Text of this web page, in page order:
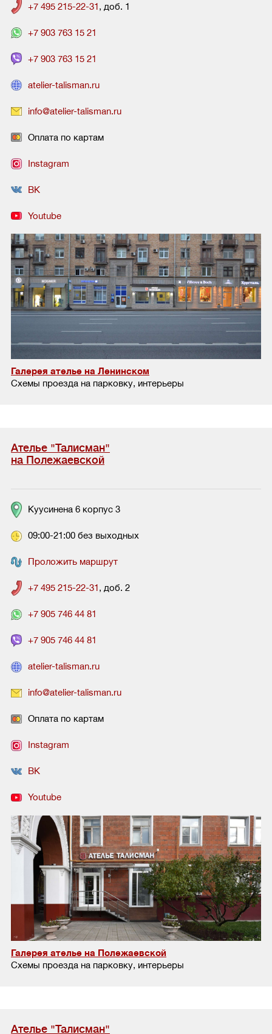
+7 495 215-22-31, доб. 1
+7 903 763 15 21
+7 903 763 15 21
atelier-talisman.ru
info@atelier-talisman.ru
Оплата по картам
Instagram
ВК
Youtube
Галерея ателье на Ленинском
Схемы проезда на парковку, интерьеры
Ателье "Талисман"
на Полежаевской
Куусинена 6 корпус 3
09:00-21:00 без выходных
Проложить маршрут
+7 495 215-22-31, доб. 2
+7 905 746 44 81
+7 905 746 44 81
atelier-talisman.ru
info@atelier-talisman.ru
Оплата по картам
Instagram
ВК
Youtube
Галерея ателье на Полежаевской
Схемы проезда на парковку, интерьеры
Ателье "Талисман"